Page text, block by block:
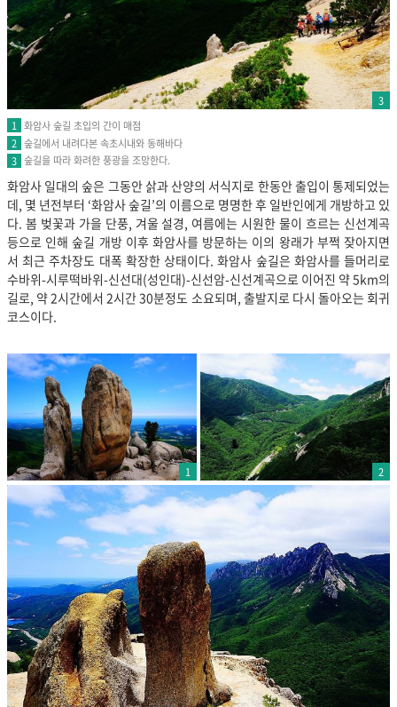
3
1 화암사 숲길 초입의 간이 매점
2 숲길에서 내려다본 속초시내와 동해바다
3 숲길을 따라 화려한 풍광을 조망한다.
화암사 일대의 숲은 그동안 삵과 산양의 서식지로 한동안 출입이 통제되었는
데, 몇 년전부터 ‘화암사 숲길’의 이름으로 명명한 후 일반인에게 개방하고 있
다. 봄 벚꽃과 가을 단풍, 겨울 설경, 여름에는 시원한 물이 흐르는 신선계곡
등으로 인해 숲길 개방 이후 화암사를 방문하는 이의 왕래가 부쩍 잦아지면
서 최근 주차장도 대폭 확장한 상태이다. 화암사 숲길은 화암사를 들머리로
수바위-시루떡바위-신선대(성인대)-신선암-신선계곡으로 이어진 약 5km의
길로, 약 2시간에서 2시간 30분정도 소요되며, 출발지로 다시 돌아오는 회귀
코스이다.
1 2